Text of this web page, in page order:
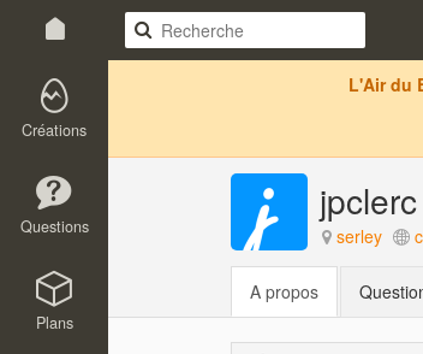
Créations
Questions
Plans
L'Air du
jpclerc
serley
A propos